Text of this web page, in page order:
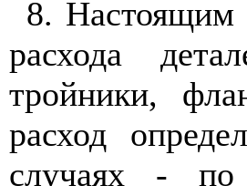
8. Настоящим
расхода
тройники,
расход
случаях -по